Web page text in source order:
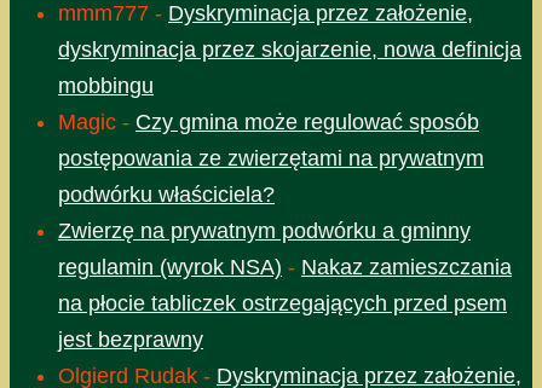
mmm777 - Dyskryminacja przez założenie,
dyskryminacja przez skojarzenie, nowa definicja
mobbingu
Magic - Czy gmina może regulować sposób
postępowania ze zwierzętami na prywatnym
podwórku właściciela?
Zwierzę na prywatnym podwórku a gminny
regulamin (wyrok NSA) - Nakaz zamieszczania
na płocie tabliczek ostrzegających przed psem
jest bezprawny
Olgierd Rudak - Dyskryminacja przez założenie,